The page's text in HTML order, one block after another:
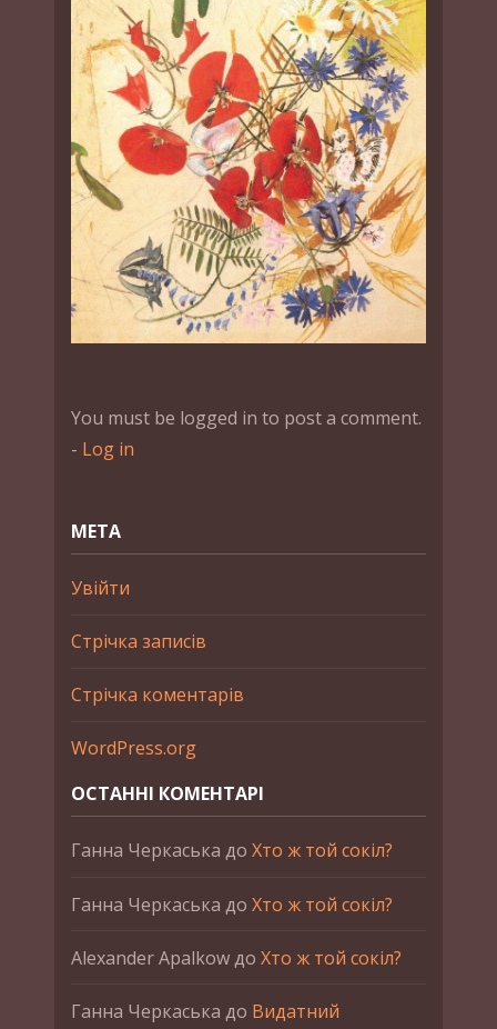
You must be logged in to post a comment.
- Log in
МЕТА
Увійти
Стрічка записів
Стрічка коментарів
WordPress.org
ОСТАННІ КОМЕНТАРІ
Ганна Черкаська до Хто ж той сокіл?
Ганна Черкаська до Хто ж той сокіл?
Alexander Apalkowдо Хто ж той сокіл?
Ганна Черкаська до Видатний